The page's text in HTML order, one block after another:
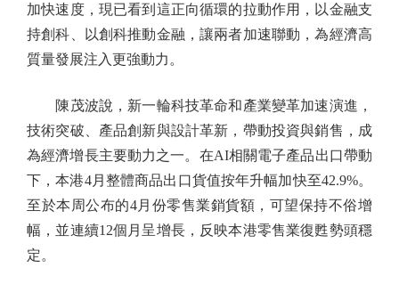
加快速度，現已看到這正向循環的拉動作用，以金融支
持創科、以創科推動金融，讓兩者加速聯動，為經濟高
質量發展注入更強動力。
陳茂波說，新一輪科技革命和產業變革加速演進，
技術突破、產品創新與設計革新，帶動投資與銷售，成
為經濟增長主要動力之一。在AI相關電子產品出口帶動
下，本港4月整體商品出口貨值按年升幅加快至42.9%。
至於本周公布的4月份零售業銷貨額，可望保持不俗增
幅，並連續12個月呈增長，反映本港零售業復甦勢頭穩
定。